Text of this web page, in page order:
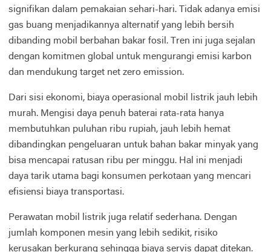
signifikan dalam pemakaian sehari-hari. Tidak adanya emisi
gas buang menjadikannya alternatif yang lebih bersih
dibanding mobil berbahan bakar fosil. Tren ini juga sejalan
dengan komitmen global untuk mengurangi emisi karbon
dan mendukung target net zero emission.
Dari sisi ekonomi, biaya operasional mobil listrik jauh lebih
murah. Mengisi daya penuh baterai rata-rata hanya
membutuhkan puluhan ribu rupiah, jauh lebih hemat
dibandingkan pengeluaran untuk bahan bakar minyak yang
bisa mencapai ratusan ribu per minggu. Hal ini menjadi
daya tarik utama bagi konsumen perkotaan yang mencari
efisiensi biaya transportasi.
Perawatan mobil listrik juga relatif sederhana. Dengan
jumlah komponen mesin yang lebih sedikit, risiko
kerusakan berkurang sehingga biaya servis dapat ditekan.